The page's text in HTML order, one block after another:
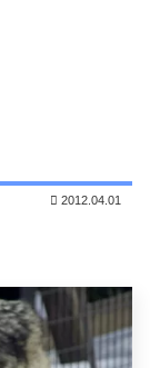
2012.04.01